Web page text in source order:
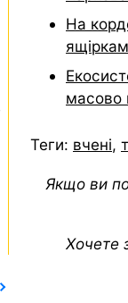
На
масово
Теги: вчені,
Якщо ви
Хочете